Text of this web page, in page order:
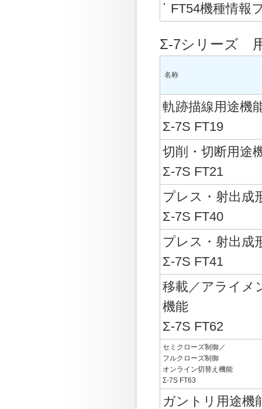
FT54機種情報
Σ-7シリーズ
名称
軌跡描線用途機
Σ-7S FT19
切削・切断用途
Σ-7S FT21
プレス・射出成
Σ-7S FT40
プレス・射出成
Σ-7S FT41
移載／アライメ
機能
Σ-7S FT62
セミクローズ制御／
フルクローズ制御
オンライン切替え機能
Σ-7S FT63
ガントリ用途機